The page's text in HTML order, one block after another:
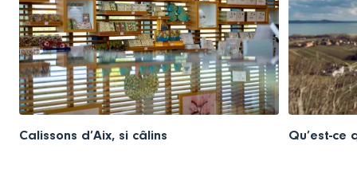
Calissons d’Aix, si câlins Qu’est-ce